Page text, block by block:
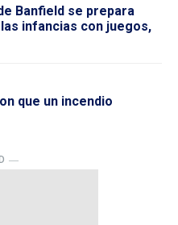
Banfield se prepara
infancias con juegos,
que un incendio
―